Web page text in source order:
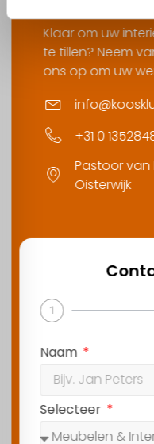
Klaar om uw
te tillen? Neem
ons op om uw
+31 0
Pastoor van
Oisterwijk
1
Naam
Selecteer